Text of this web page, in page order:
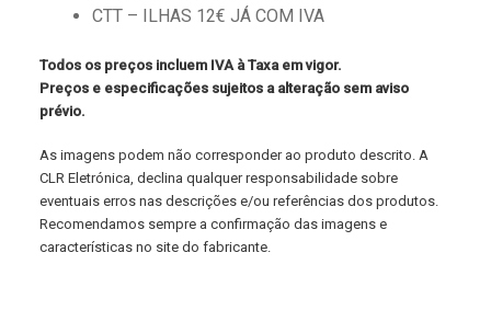
CTT – ILHAS 12€ JÁ COM IVA
Todos os preços incluem IVA à Taxa em vigor.
Preços e especificações sujeitos a alteração sem aviso
prévio.
As imagens podem não corresponder ao produto descrito. A
CLR Eletrónica, declina qualquer responsabilidade sobre
eventuais erros nas descrições e/ou referências dos produtos.
Recomendamos sempre a confirmação das imagens e
características no site do fabricante.